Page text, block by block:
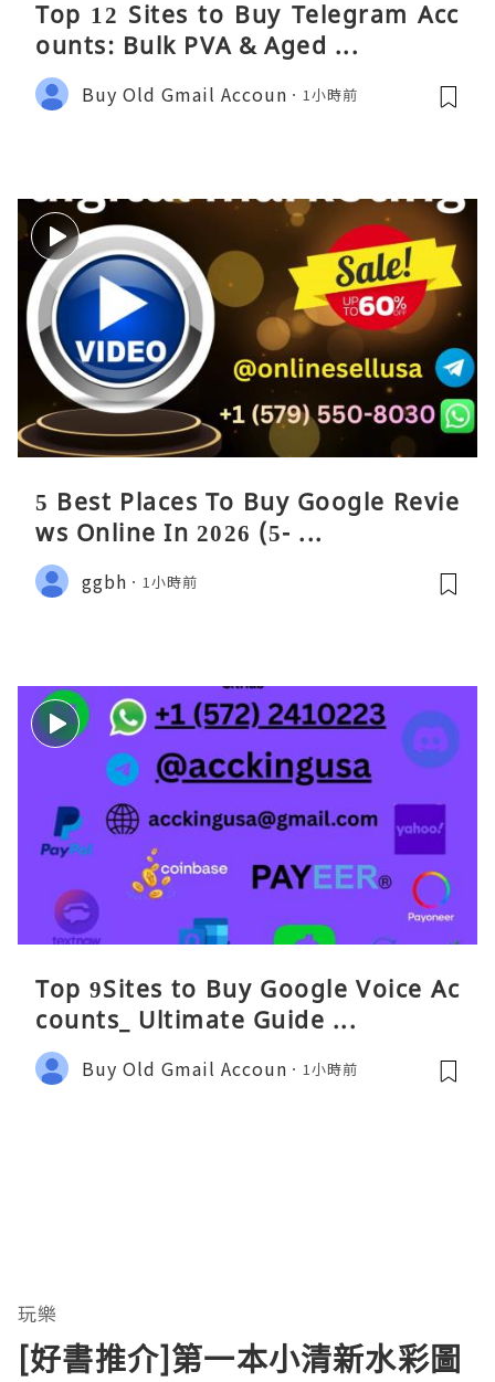
Top 12 Sites to Buy Telegram Acc
ounts: Bulk PVA & Aged ...
Buy Old Gmail Accoun 1小時前
5 Best Places To Buy Google Revie
ws Online In 2026 (5- ...
ggbh 1小時前
Top 9Sites to Buy Google Voice Ac
counts_ Ultimate Guide ...
Buy Old Gmail Accoun 1小時前
玩樂
[好書推介]第一本小清新水彩圖